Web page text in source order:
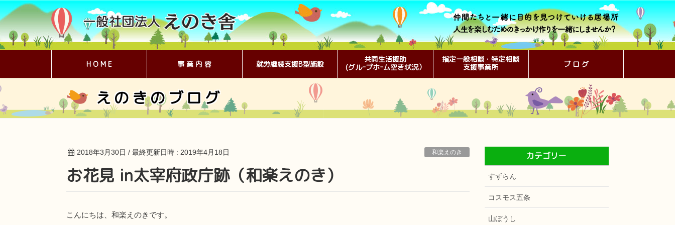
H O M E 事 業 内 容 就労継続支援B型施設
共同生活援助
(グルｰプホｰム空き状況）
指定一般相談・特定相談
支援事業所
ブ ロ グ
えのきのブログ
2018年3月30日 / 最終更新日時 : 2019年4月18日 和楽えのき
お花見 in太宰府政庁跡（和楽えのき）
こんにちは、和楽えのきです。
カテゴリー
すずらん
コスモス五条
山ぼうし